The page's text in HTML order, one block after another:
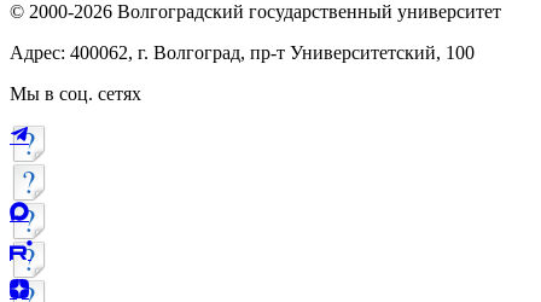
© 2000-2026 Волгоградский государственный университет
Адрес: 400062, г. Волгоград, пр-т Университетский, 100
Мы в соц. сетях